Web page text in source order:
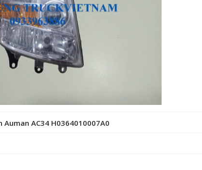
AC34 H0364010007A0